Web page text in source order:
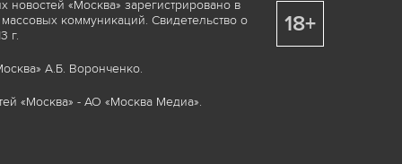
«Москва» зарегистрировано в
коммуникаций. Свидетельство о
г.
А.Б. Воронченко.
«Москва» - АО «Москва Медиа».
18+